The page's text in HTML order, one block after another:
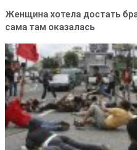
Женщина хотела достать
сама там оказалась